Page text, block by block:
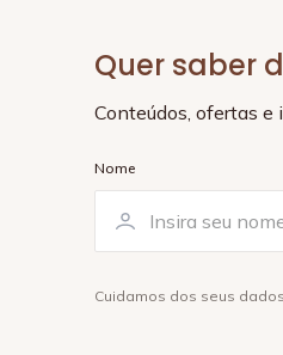
Quer saber
Conteúdos, ofertas
Nome
Cuidamos dos seus